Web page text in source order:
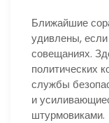
Ближайшие
удивлены,
совещаниях.
политических
службы
и
штурмовиками.